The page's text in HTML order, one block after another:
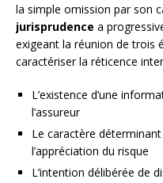
la simple omission par son
jurisprudence a
exigeant la réunion de trois
caractériser la réticence
L’existence d’une
l’assureur
Le caractère
l’appréciation du risque
L’intention délibérée de